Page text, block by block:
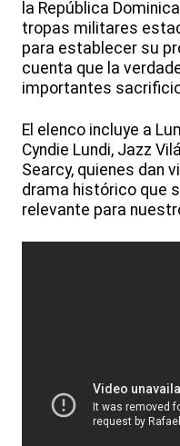
la República
tropas militares
para establecer su
cuenta que la
importantes
El elenco incluye a
Cyndie Lundi, Jazz
Searcy, quienes dan
drama histórico que
relevante para